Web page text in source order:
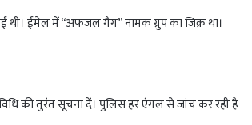
ईमेल में “अफजल गैंग” नामक ग्रुप का जिक्र था।
की तुरंत सूचना दें। पुलिस हर एंगल से जांच कर रही है